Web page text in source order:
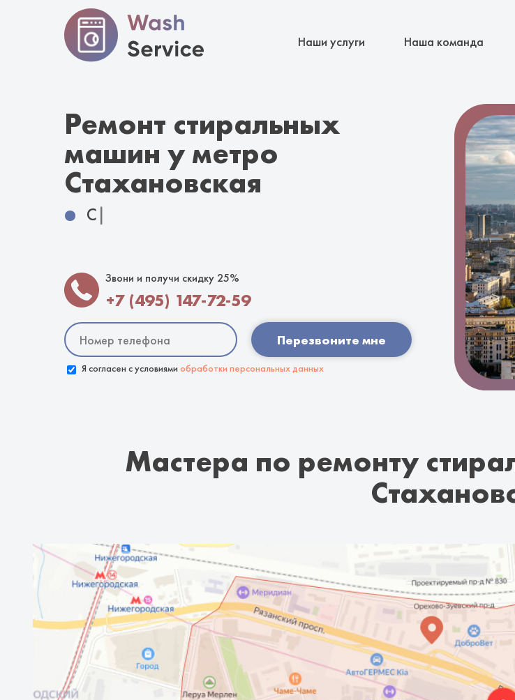
Наша команда
Наши услуги
Ремонт стиральных
машин у метро
Стахановская
Гарантия 12 месяцев
Перезвоните мне
Я согласен с условиями обработки персональных данных
+7 (495) 147-72-59
Звони и получи скидку 25%
Мастера по ремонту